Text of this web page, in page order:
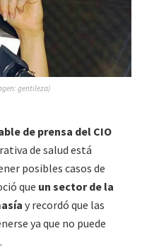
gentileza)
de prensa del CIO
de salud está
posibles casos de
que un sector de la
y recordó que las
ya que no puede